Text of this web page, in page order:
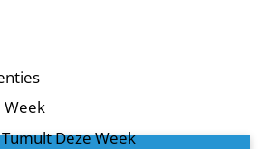
Week
Deze Week